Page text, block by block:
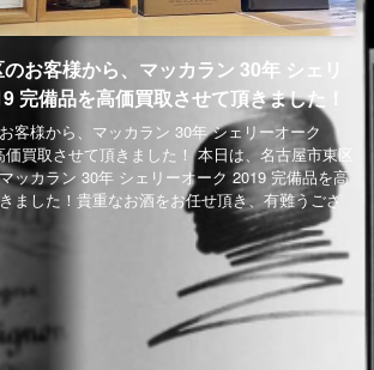
お客様から、マッカラン 30年 シェリ
完備品を高価買取させて頂きました！
客様から、マッカラン 30年 シェリーオーク
買取させて頂きました！ 本日は、名古屋市東区
ッカラン 30年 シェリーオーク 2019 完備品を高
ました！貴重なお酒をお任せ頂き、有難うござ